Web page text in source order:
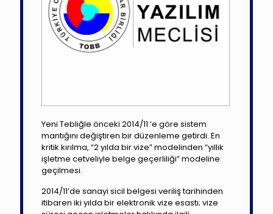
Yeni Tebliğle önceki 2014/11 ‘e göre sistem
mantığını değiştiren bir düzenleme getirdi. En
kritik kırılma, “2 yılda bir vize” modelinden “yıllık
işletme cetveliyle belge geçerliliği” modeline
geçilmesi.
2014/11’de sanayi sicil belgesi veriliş tarihinden
itibaren iki yılda bir elektronik vize esastı; vize